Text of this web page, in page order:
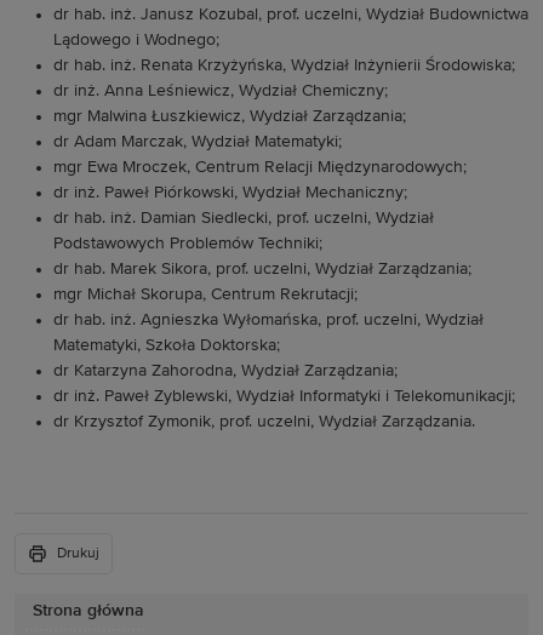
Strona główna
dr hab. inż. Janusz Kozubal, prof. uczelni, Wydział Budownictwa
Lądowego i Wodnego;
dr hab. inż. Renata Krzyżyńska, Wydział Inżynierii Środowiska;
dr inż. Anna Leśniewicz, Wydział Chemiczny;
mgr Malwina Łuszkiewicz, Wydział Zarządzania;
dr Adam Marczak, Wydział Matematyki;
mgr Ewa Mroczek, Centrum Relacji Międzynarodowych;
dr inż. Paweł Piórkowski, Wydział Mechaniczny;
dr hab. inż. Damian Siedlecki, prof. uczelni, Wydział
Podstawowych Problemów Techniki;
dr hab. Marek Sikora, prof. uczelni, Wydział Zarządzania;
mgr Michał Skorupa, Centrum Rekrutacji;
dr hab. inż. Agnieszka Wyłomańska, prof. uczelni, Wydział
Matematyki, Szkoła Doktorska;
dr Katarzyna Zahorodna, Wydział Zarządzania;
dr inż. Paweł Zyblewski, Wydział Informatyki i Telekomunikacji;
dr Krzysztof Zymonik, prof. uczelni, Wydział Zarządzania.
Drukuj